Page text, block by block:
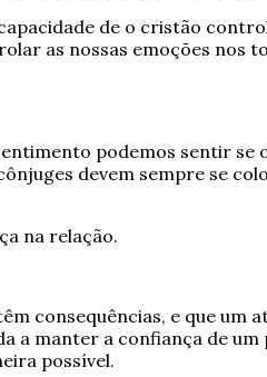
de o cristão
as nossas emoções nos
podemos sentir se
devem sempre se
na relação.
consequências, e que um
a manter a confiança de
possível.